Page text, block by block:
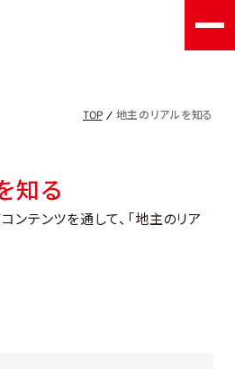
TOP 地主のリアルを知る
知る
ンテンツを通して、「地主のリア